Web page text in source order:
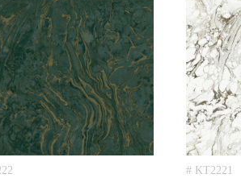
# KT2221